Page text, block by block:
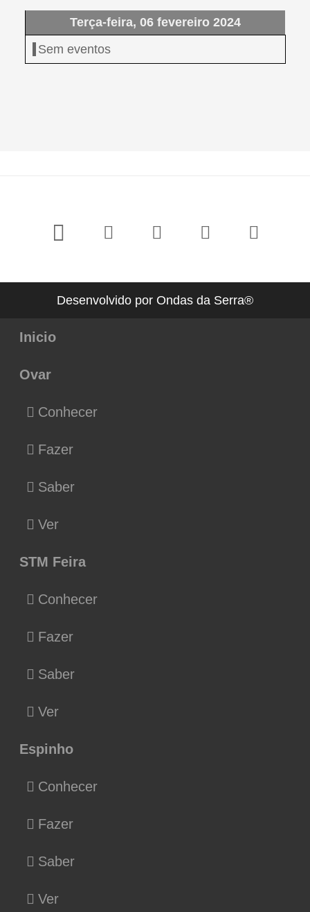
Terça-feira, 06 fevereiro 2024
Sem eventos
Desenvolvido por Ondas da Serra®
Inicio
Ovar
Conhecer
Fazer
Saber
Ver
STM Feira
Conhecer
Fazer
Saber
Ver
Espinho
Conhecer
Fazer
Saber
Ver